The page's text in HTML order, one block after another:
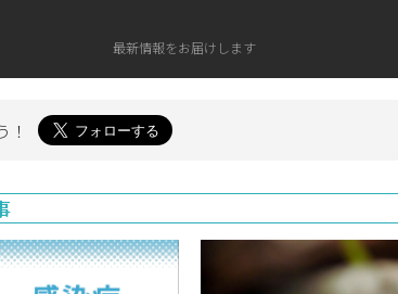
最新情報をお届けします
！